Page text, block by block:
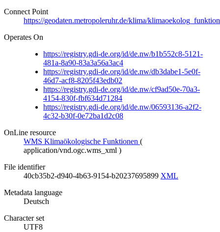
Connect Point
https://geodaten.metropoleruhr.de/klima/
Operates On
https://registry.gdi-de.org/id/de.nw/b1b552c8-5121-
481a-8a90-83a3a56a3ac4
https://registry.gdi-de.org/id/de.nw/db3dabe1-5e0f-
46d7-acf8-8205f43edb02
https://registry.gdi-de.org/id/de.nw/cf9ad50e-70a3-
4154-830f-fbf634d71284
https://registry.gdi-de.org/id/de.nw/06593136-a2f2-
4c32-b30f-0e72ba1d2c08
OnLine resource
WMS Klimaökologische Funktionen (
application/vnd.ogc.wms_xml )
File identifier
40cb35b2-d940-4b63-9154-b20237695899 XML
Metadata language
Deutsch
Character set
UTF8